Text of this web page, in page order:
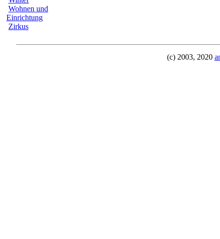
Wohnen und
Einrichtung
Zirkus
(c) 2003, 2020